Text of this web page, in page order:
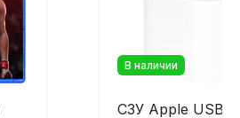
В наличии
СЗУ Apple USB-C